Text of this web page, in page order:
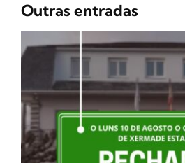
Outras entradas